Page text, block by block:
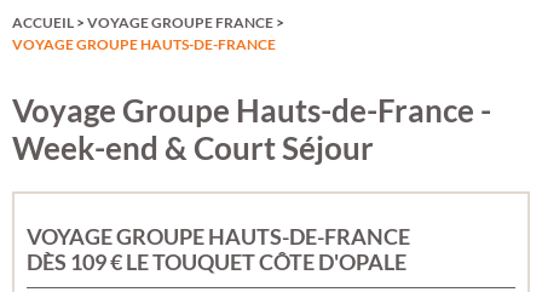
ACCUEIL > VOYAGE GROUPE FRANCE >
VOYAGE GROUPE HAUTS-DE-FRANCE
Voyage Groupe Hauts-de-France -
Week-end & Court Séjour
VOYAGE GROUPE HAUTS-DE-FRANCE
DÈS 109 € LE TOUQUET CÔTE D'OPALE